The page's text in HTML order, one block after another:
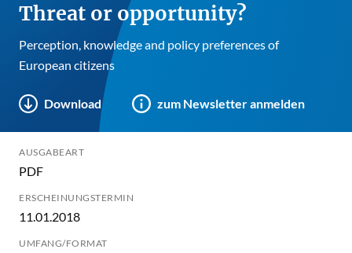
Threat or opportunity?
Perception, knowledge and policy preferences of
European citizens
Download zum Newsletter anmelden
AUSGABEART
PDF
ERSCHEINUNGSTERMIN
11.01.2018
UMFANG/FORMAT